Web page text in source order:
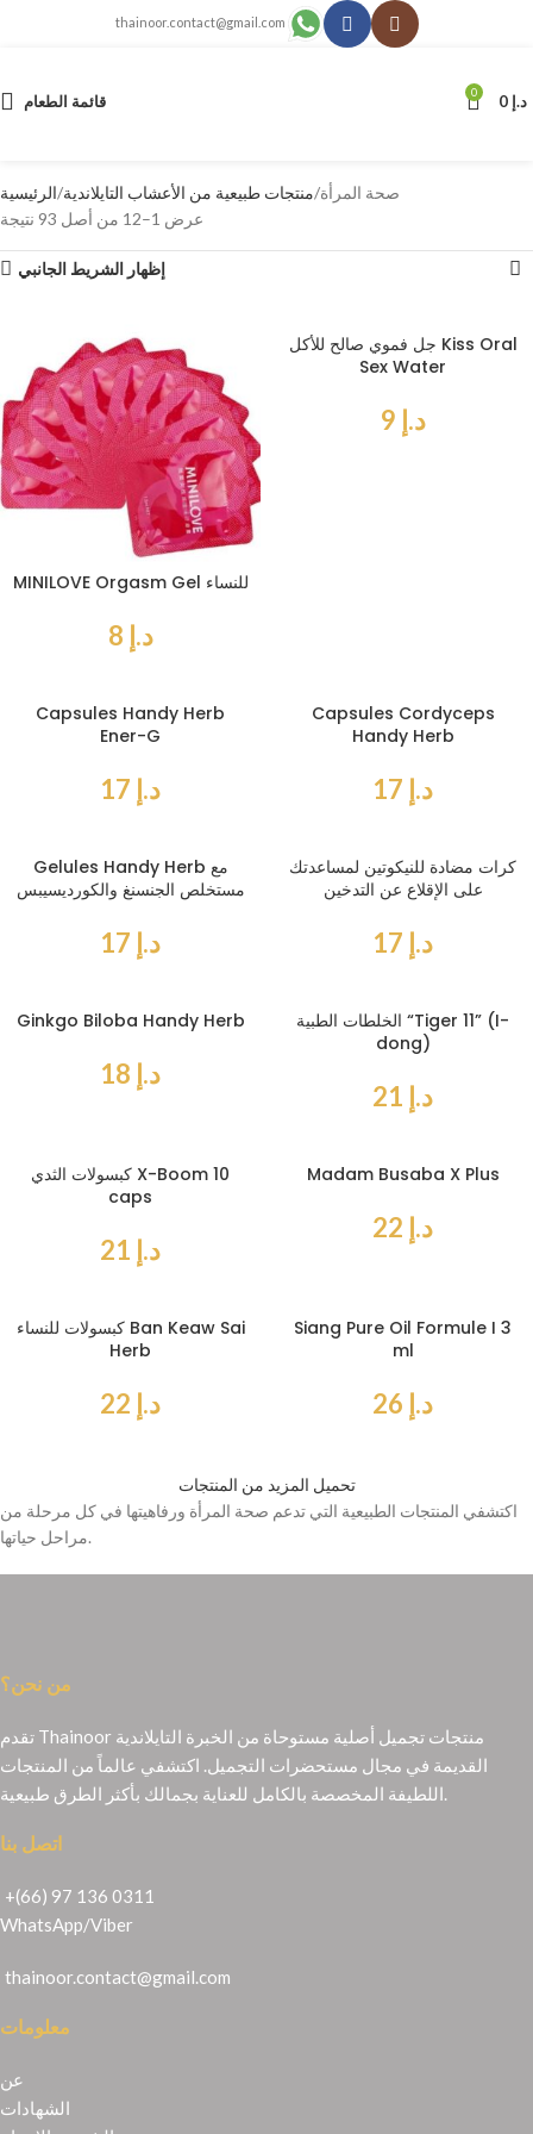
thainoor.contact@gmail.com
قائمة الطعام 0 د.إ
الرئيسية منتجات طبيعية من الأعشاب التايلاندية صحة المرأة
عرض 1–12 من أصل 93 نتيجة
إظهار الشريط الجانبي
MINILOVE Orgasm Gel للنساء
د.إ
جل فموي صالح للأكل Kiss Oral
Sex Water
د.إ
Capsules Handy Herb
Ener-G
د.إ
Capsules Cordyceps
Handy Herb
د.إ
Gelules Handy Herb مع
مستخلص الجنسنغ والكورديسيبس
د.إ
كرات مضادة للنيكوتين لمساعدتك
على الإقلاع عن التدخين
د.إ
Ginkgo Biloba Handy Herb
د.إ
الخلطات الطبية “Tiger 11” (I-
dong)
د.إ
كبسولات الثدي X-Boom 10
caps
د.إ
Madam Busaba X Plus
د.إ
كبسولات للنساء Ban Keaw Sai
Herb
د.إ
Siang Pure Oil Formule I 3
ml
د.إ
تحميل المزيد من المنتجات
اكتشفي المنتجات الطبيعية التي تدعم صحة المرأة ورفاهيتها في كل مرحلة من
مراحل حياتها.
من نحن؟
تقدم Thainoor منتجات تجميل أصلية مستوحاة من الخبرة التايلاندية
القديمة في مجال مستحضرات التجميل. اكتشفي عالماً من المنتجات
اللطيفة المخصصة بالكامل للعناية بجمالك بأكثر الطرق طبيعية.
اتصل بنا
+(66) 97 136 0311
WhatsApp/Viber
thainoor.contact@gmail.com
معلومات
عن
الشهادات